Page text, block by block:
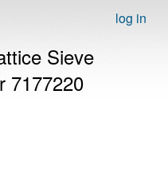
log in
Sieve
7177220